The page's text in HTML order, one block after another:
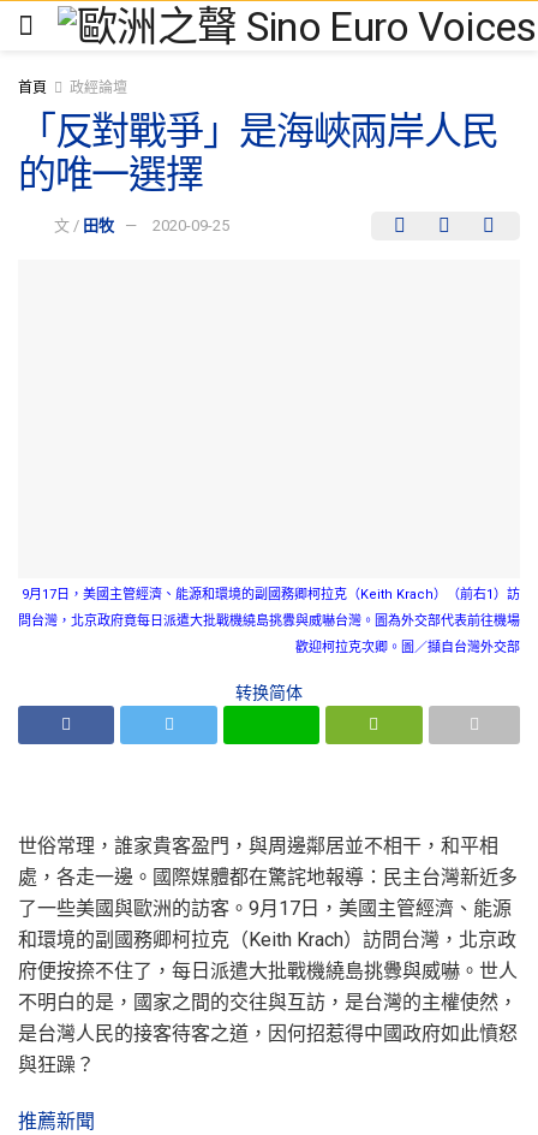
首頁 政經論壇
「反對戰爭」是海峽兩岸人民
的唯一選擇
文 / 田牧 2020-09-25
9月17日，美國主管經濟、能源和環境的副國務卿柯拉克（Keith Krach）（前右1）訪
問台灣，北京政府竟每日派遣大批戰機繞島挑釁與威嚇台灣。圖為外交部代表前往機場
歡迎柯拉克次卿。圖／擷自台灣外交部
转换简体
世俗常理，誰家貴客盈門，與周邊鄰居並不相干，和平相
處，各走一邊。國際媒體都在驚詫地報導：民主台灣新近多
了一些美國與歐洲的訪客。9月17日，美國主管經濟、能源
和環境的副國務卿柯拉克（Keith Krach）訪問台灣，北京政
府便按捺不住了，每日派遣大批戰機繞島挑釁與威嚇。世人
不明白的是，國家之間的交往與互訪，是台灣的主權使然，
是台灣人民的接客待客之道，因何招惹得中國政府如此憤怒
與狂躁？
推薦新聞